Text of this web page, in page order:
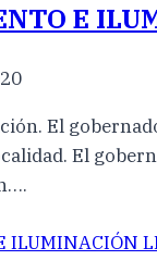
E
El
El
ILUMINACIÓN